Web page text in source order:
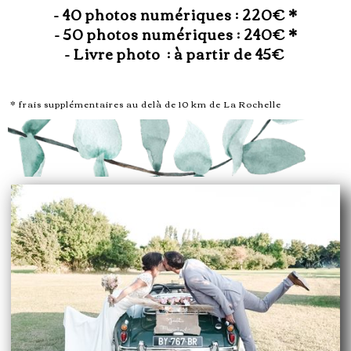
- 40 photos numériques : 220€ *
- 50 photos numériques : 240€ *
- Livre photo : à partir de 45€
* frais supplémentaires au delà de 10 km de La Rochelle